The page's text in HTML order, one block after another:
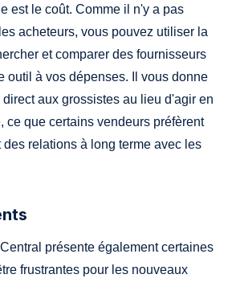
est le coût. Comme il n'y a pas
acheteurs, vous pouvez utiliser la
et comparer des fournisseurs
outil à vos dépenses. Il vous donne
aux grossistes au lieu d'agir en
ce que certains vendeurs préfèrent
des relations à long terme avec les
présente également certaines
frustrantes pour les nouveaux